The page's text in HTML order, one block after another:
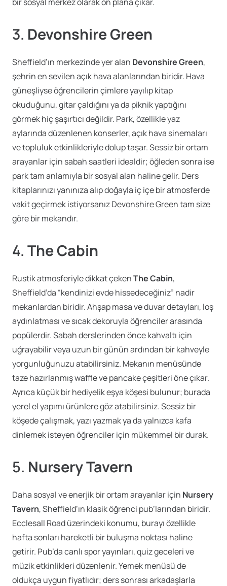
3. Devonshire Green
Sheffield’ın merkezinde yer alan Devonshire Green,
şehrin en sevilen açık hava alanlarından biridir. Hava
güneşliyse öğrencilerin çimlere yayılıp kitap
okuduğunu, gitar çaldığını ya da piknik yaptığını
görmek hiç şaşırtıcı değildir. Park, özellikle yaz
aylarında düzenlenen konserler, açık hava sinemaları
ve topluluk etkinlikleriyle dolup taşar. Sessiz bir ortam
arayanlar için sabah saatleri idealdir; öğleden sonra ise
park tam anlamıyla bir sosyal alan haline gelir. Ders
kitaplarınızı yanınıza alıp doğayla iç içe bir atmosferde
vakit geçirmek istiyorsanız Devonshire Green tam size
göre bir mekandır.
4. The Cabin
Rustik atmosferiyle dikkat çekenThe Cabin,
Sheffield’da “kendinizi evde hissedeceğiniz” nadir
mekanlardan biridir. Ahşap masa ve duvar detayları, loş
aydınlatması ve sıcak dekoruyla öğrenciler arasında
popülerdir. Sabah derslerinden önce kahvaltı için
uğrayabilir veya uzun bir günün ardından bir kahveyle
yorgunluğunuzu atabilirsiniz. Mekanın menüsünde
taze hazırlanmış waffle ve pancake çeşitleri öne çıkar.
Ayrıca küçük bir hediyelik eşya köşesi bulunur; burada
yerel el yapımı ürünlere göz atabilirsiniz. Sessiz bir
köşede çalışmak, yazı yazmak ya da yalnızca kafa
dinlemek isteyen öğrenciler için mükemmel bir durak.
5. Nursery Tavern
Daha sosyal ve enerjik bir ortam arayanlar için Nursery
Tavern, Sheffield’ın klasik öğrenci pub’larından biridir.
Ecclesall Road üzerindeki konumu, burayı özellikle
hafta sonları hareketli bir buluşma noktası haline
getirir. Pub’da canlı spor yayınları, quiz geceleri ve
müzik etkinlikleri düzenlenir. Yemek menüsü de
oldukça uygun fiyatlıdır; ders sonrası arkadaşlarla